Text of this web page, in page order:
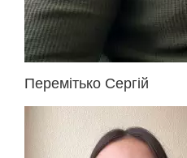
Перемітько Сергій